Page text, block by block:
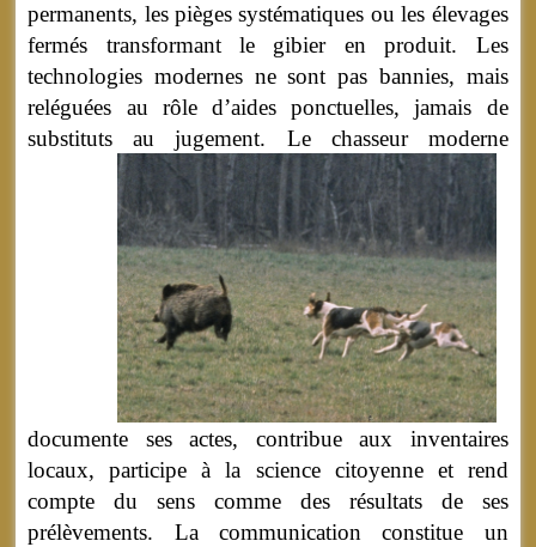
permanents, les pièges systématiques ou les élevages
fermés transformant le gibier en produit. Les
technologies modernes ne sont pas bannies, mais
reléguées au rôle d’aides ponctuelles, jamais de
substituts au jugement. Le chasseur moderne
documente ses actes, contribue aux inventaires
locaux, participe à la science citoyenne et rend
compte du sens comme des résultats de ses
prélèvements. La communication constitue un